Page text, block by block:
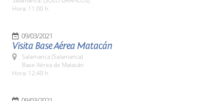
Hora: 11:00 h.
09/03/2021
Visita Base Aérea Matacán
Salamanca (Salamanca)
Base Aérea de Matacán
Hora: 12:40 h.